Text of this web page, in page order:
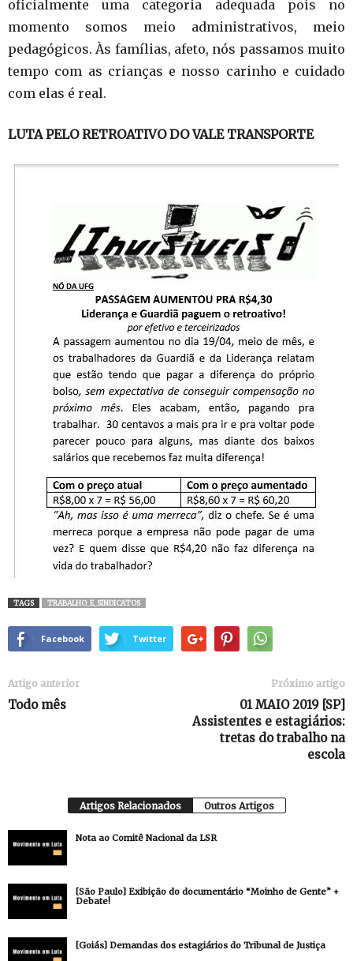
oficialmente uma categoria adequada pois no
momento somos meio administrativos, meio
pedagógicos. Às famílias, afeto, nós passamos muito
tempo com as crianças e nosso carinho e cuidado
com elas é real.
LUTA PELO RETROATIVO DO VALE TRANSPORTE
TAGS TRABALHO_E_SINDICATOS
Facebook Twitter
Artigo anterior
Todo mês
Próximo artigo
01 MAIO 2019 [SP]
Assistentes e estagiários:
tretas do trabalho na
escola
Artigos Relacionados Outros Artigos
Nota ao Comitê Nacional da LSR
[São Paulo] Exibição do documentário “Moinho de Gente” +
Debate!
[Goiás] Demandas dos estagiários do Tribunal de Justiça